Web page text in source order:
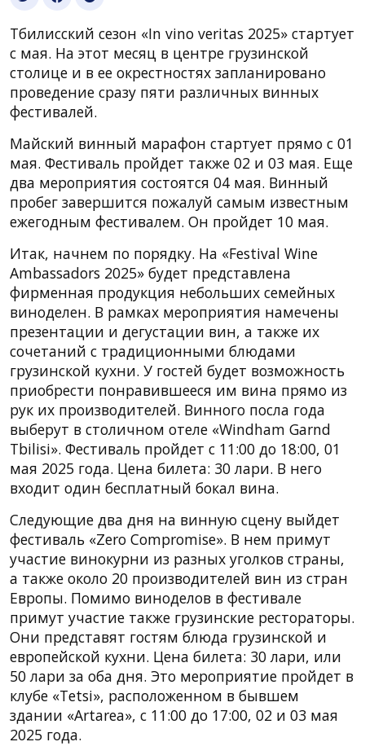
Тбилисский сезон «In vino veritas 2025» стартует
с мая. На этот месяц в центре грузинской
столице и в ее окрестностях запланировано
проведение сразу пяти различных винных
фестивалей.
Майский винный марафон стартует прямо с 01
мая. Фестиваль пройдет также 02 и 03 мая. Еще
два мероприятия состоятся 04 мая. Винный
пробег завершится пожалуй самым известным
ежегодным фестивалем. Он пройдет 10 мая.
Итак, начнем по порядку. На «Festival Wine
Ambassadors 2025» будет представлена
фирменная продукция небольших семейных
виноделен. В рамках мероприятия намечены
презентации и дегустации вин, а также их
сочетаний с традиционными блюдами
грузинской кухни. У гостей будет возможность
приобрести понравившееся им вина прямо из
рук их производителей. Винного посла года
выберут в столичном отеле «Windham Garnd
Tbilisi». Фестиваль пройдет с 11:00 до 18:00, 01
мая 2025 года. Цена билета: 30 лари. В него
входит один бесплатный бокал вина.
Следующие два дня на винную сцену выйдет
фестиваль «Zero Compromise». В нем примут
участие винокурни из разных уголков страны,
а также около 20 производителей вин из стран
Европы. Помимо виноделов в фестивале
примут участие также грузинские рестораторы.
Они представят гостям блюда грузинской и
европейской кухни. Цена билета: 30 лари, или
50 лари за оба дня. Это мероприятие пройдет в
клубе «Tetsi», расположенном в бывшем
здании «Artarea», с 11:00 до 17:00, 02 и 03 мая
2025 года.